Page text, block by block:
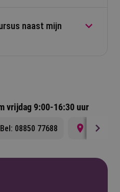
collega’s aan zonder
je invloed vergroten
naast mijn
De cursus is goed
werkweek.
vrijdag 9:00-16:30 uur
Bel: 08850 77688 Locatie